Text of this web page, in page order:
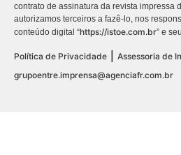
contrato de assinatura da revista impressa
autorizamos terceiros a fazê-lo, nos
conteúdo digital “https://istoe.com.br” e
Política de Privacidade
Assessoria de
grupoentre.imprensa@agenciafr.com.br